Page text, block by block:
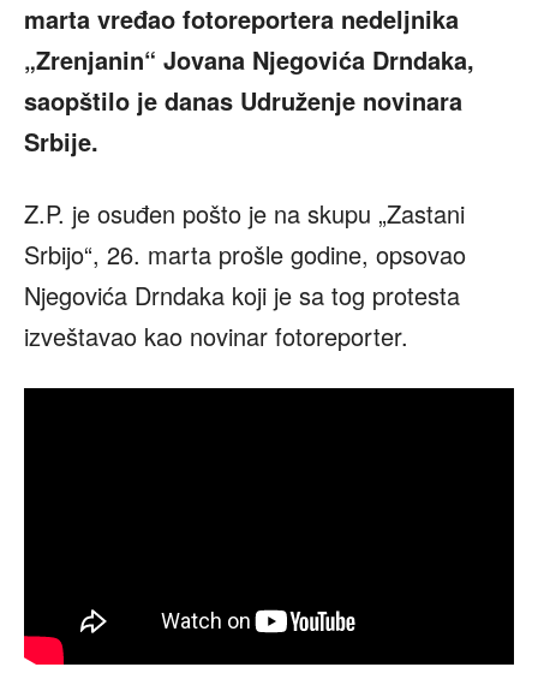
marta vređao fotoreportera nedeljnika
„Zrenjanin“ Jovana Njegovića Drndaka,
saopštilo je danas Udruženje novinara
Srbije.
Z.P. je osuđen pošto je na skupu „Zastani
Srbijo“, 26. marta prošle godine, opsovao
Njegovića Drndaka koji je sa tog protesta
izveštavao kao novinar fotoreporter.